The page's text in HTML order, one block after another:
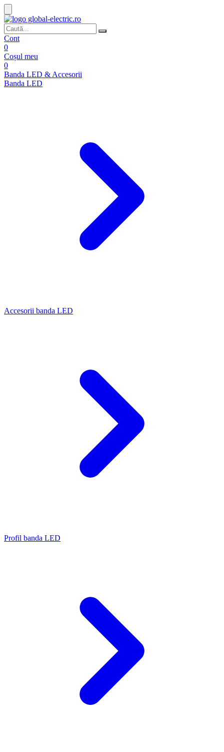
Cont
0
Coșul meu
0
Banda LED & Accesorii
Banda LED
Accesorii banda LED
Profil banda LED